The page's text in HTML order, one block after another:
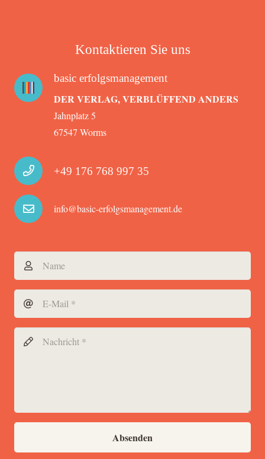
Kontaktieren Sie uns
basic erfolgsmanagement
DER VERLAG, VERBLÜFFEND ANDERS
Jahnplatz 5
67547 Worms
+49 176 768 997 35
info@basic-erfolgsmanagement.de
Absenden